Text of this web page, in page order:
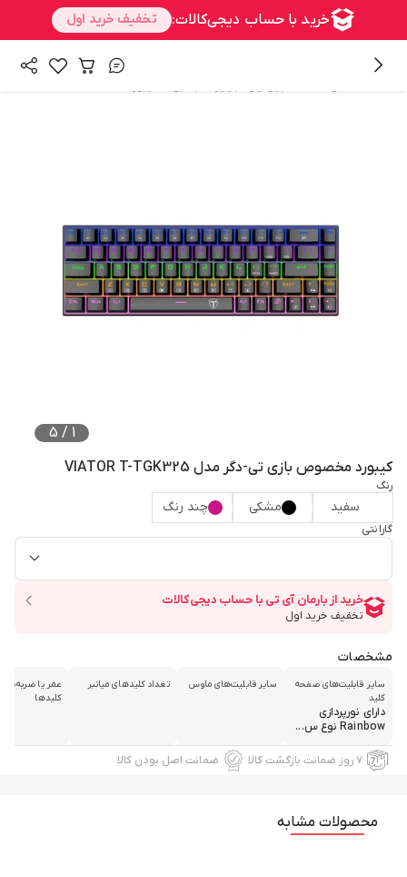
1
/
5
کیبورد مخصوص بازی تی-دگر مدل VIATOR T-TGK325
رنگ
سفید مشکی چند رنگ
گارانتی
مشخصات
سایر قابلیت‌های صفحه
کلید
دارای نورپردازی
Rainbow نوع س...
سایر قابلیت‌های ماوس تعداد کلیدهای میانبر
عمر یا
کلیدها
۷ روز ضمانت بازگشت کالا ضمانت اصل بودن کالا
محصولات مشابه